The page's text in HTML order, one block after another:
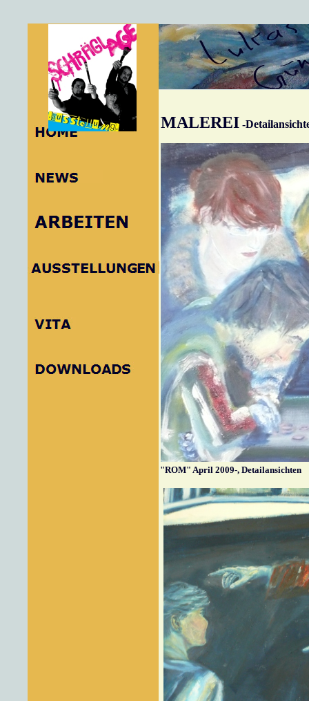
MALEREI -
"ROM" April 2009-, Detailansichten